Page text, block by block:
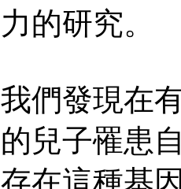
力的研究。
我們發現在
的兒子罹患
存在這種基